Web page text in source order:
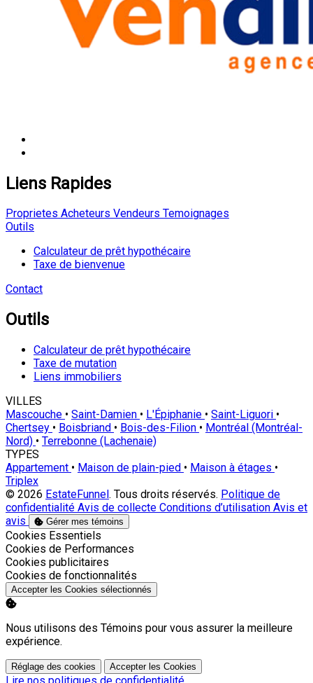
Liens Rapides
Proprietes Acheteurs Vendeurs Temoignages
Outils
Calculateur de prêt hypothécaire
Taxe de bienvenue
Contact
Outils
Calculateur de prêt hypothécaire
Taxe de mutation
Liens immobiliers
VILLES
Mascouche • Saint-Damien • L'Épiphanie • Saint-Liguori •
Chertsey • Boisbriand • Bois-des-Filion • Montréal (Montréal-
Nord) • Terrebonne (Lachenaie)
TYPES
Appartement • Maison de plain-pied • Maison à étages •
Triplex
© 2026 EstateFunnel . Tous droits réservés. Politique de
confidentialité Avis de collecte Conditions d’utilisation Avis et
avis
Gérer mes témoins
Activer
Cookies Essentiels
Activer
Cookies de Performances
Activer
Cookies publicitaires
Activer
Cookies de fonctionnalités
Accepter les Cookies sélectionnés
Nous utilisons des Témoins pour vous assurer la meilleure
expérience.
Réglage des cookies Accepter les Cookies